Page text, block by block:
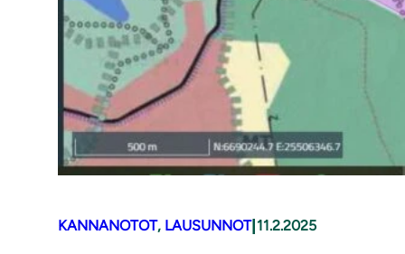
KANNANOTOT, LAUSUNNOT| 11.2.2025